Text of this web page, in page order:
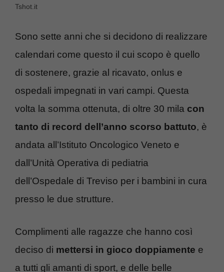
Tshot.it
Sono sette anni che si decidono di realizzare
calendari come questo il cui scopo è quello
di sostenere, grazie al ricavato, onlus e
ospedali impegnati in vari campi. Questa
volta la somma ottenuta, di oltre 30 mila con
tanto di record dell’anno scorso battuto, è
andata all’Istituto Oncologico Veneto e
dall’Unità Operativa di pediatria
dell’Ospedale di Treviso per i bambini in cura
presso le due strutture.
Complimenti alle ragazze che hanno così
deciso di mettersi in gioco doppiamente e
a tutti gli amanti di sport, e delle belle